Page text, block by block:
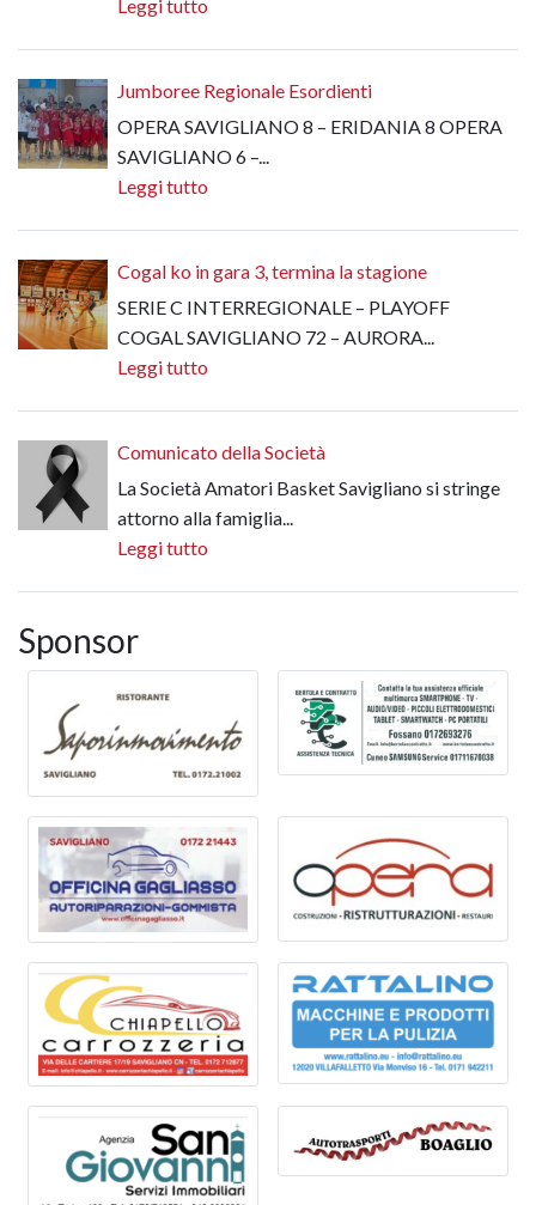
Leggi tutto
Jumboree Regionale Esordienti
OPERA SAVIGLIANO 8 – ERIDANIA 8 OPERA
SAVIGLIANO 6 –...
Leggi tutto
Cogal ko in gara 3, termina la stagione
SERIE C INTERREGIONALE – PLAYOFF
COGAL SAVIGLIANO 72 – AURORA...
Leggi tutto
Comunicato della Società
La Società Amatori Basket Savigliano si stringe
attorno alla famiglia...
Leggi tutto
Sponsor